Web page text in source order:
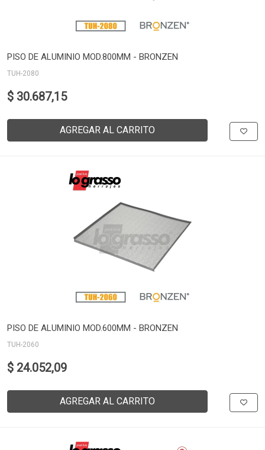
PISO DE ALUMINIO MOD.800MM - BRONZEN
TUH-2080
$ 30.687,15
AGREGAR AL CARRITO
PISO DE ALUMINIO MOD.600MM - BRONZEN
TUH-2060
$ 24.052,09
AGREGAR AL CARRITO